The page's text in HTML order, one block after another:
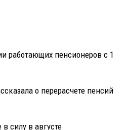
работающих пенсионеров с 1
о перерасчете пенсий
силу в августе